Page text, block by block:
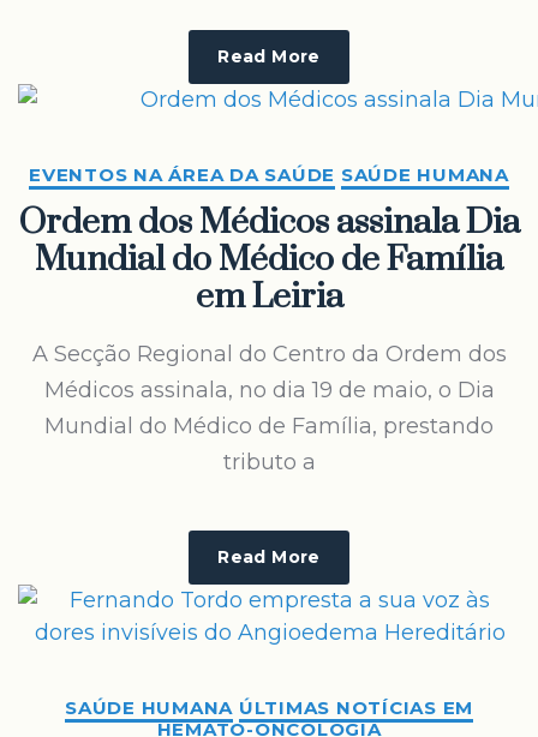
Read More
EVENTOS NA ÁREA DA SAÚDE SAÚDE HUMANA
Ordem dos Médicos assinala Dia
Mundial do Médico de Família
em Leiria
A Secção Regional do Centro da Ordem dos
Médicos assinala, no dia 19 de maio, o Dia
Mundial do Médico de Família, prestando
tributo a
Read More
SAÚDE HUMANA ÚLTIMAS NOTÍCIAS EM
HEMATO-ONCOLOGIA